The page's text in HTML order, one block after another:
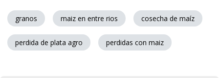
granos maiz en entre rios cosecha de maíz
perdida de plata agro perdidas con maiz